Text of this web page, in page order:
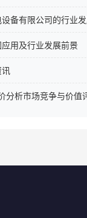
备有限公司的行业
用及行业发展前景
讯
分析市场竞争与价值